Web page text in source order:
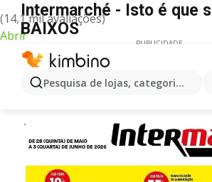
(14,1 mil avaliações)
Abrir
Pesquisa de lojas,
Intermarché - Isto é que
BAIXOS
PUBLICIDADE